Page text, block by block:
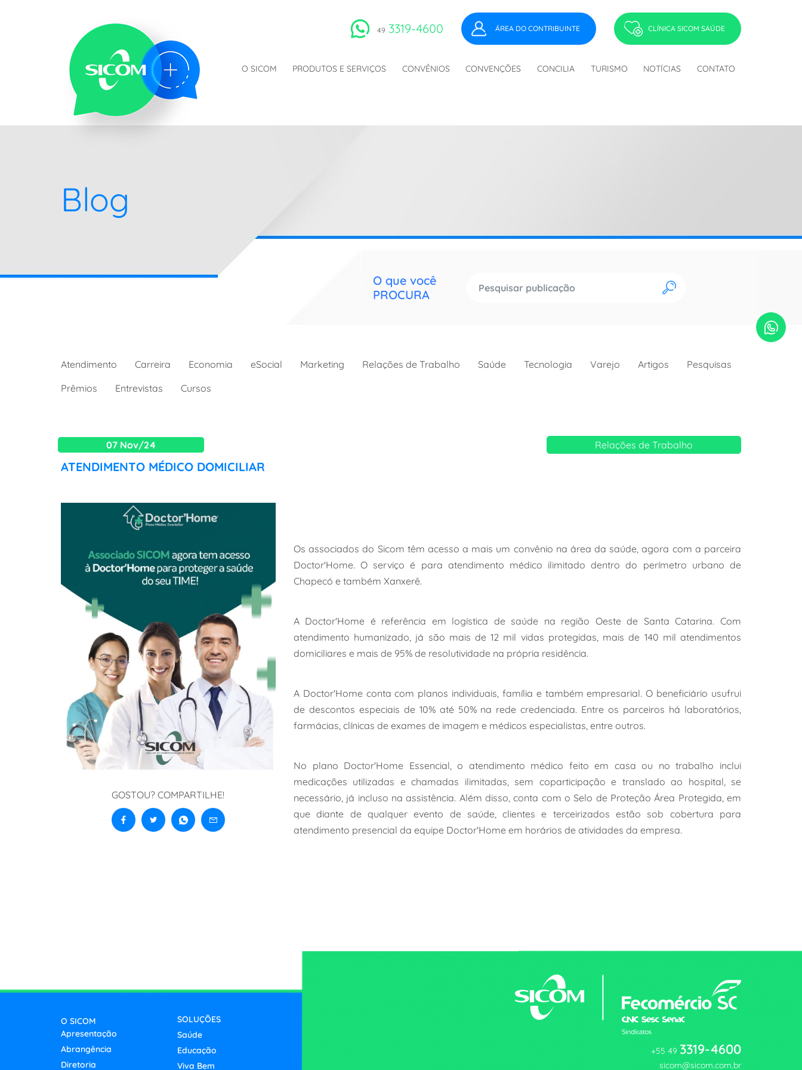
49 3319-4600 ÁREA DO CONTRIBUINTE CLÍNICA SICOM SAÚDE
O SICOM PRODUTOS E SERVIÇOS CONVÊNIOS CONVENÇÕES CONCILIA TURISMO NOTÍCIAS CONTATO
Blog
O que você
PROCURA
Atendimento Carreira Economia eSocial Marketing Relações de Trabalho Saúde Tecnologia Varejo Artigos
Pesquisas
Prêmios
Entrevistas Cursos
07 Nov/24 Relações de Trabalho
ATENDIMENTO MÉDICO DOMICILIAR
GOSTOU? COMPARTILHE!
Os associados do Sicom têm acesso a mais um convênio na área da saúde, agora com a parceira
Doctor'Home. O serviço é para atendimento médico ilimitado dentro do perímetro urbano de
Chapecó e também Xanxerê.
A Doctor'Home é referência em logística de saúde na região Oeste de Santa Catarina. Com
atendimento humanizado, já são mais de 12 mil vidas protegidas, mais de 140 mil atendimentos
domiciliares e mais de 95% de resolutividade na própria residência.
A Doctor'Home conta com planos individuais, família e também empresarial. O beneficiário usufrui
de descontos especiais de 10% até 50% na rede credenciada. Entre os parceiros há laboratórios,
farmácias, clínicas de exames de imagem e médicos especialistas, entre outros.
No plano Doctor'Home Essencial, o atendimento médico feito em casa ou no trabalho inclui
medicações utilizadas e chamadas ilimitadas, sem coparticipação e translado ao hospital, se
necessário, já incluso na assistência. Além disso, conta com o Selo de Proteção Área Protegida, em
que diante de qualquer evento de saúde, clientes e terceirizados estão sob cobertura para
atendimento presencial da equipe Doctor'Home em horários de atividades da empresa.
O SICOM
Apresentação
Abrangência
Diretoria
SOLUÇÕES
Saúde
Educação
Viva Bem
+55 49 3319-4600
sicom@sicom.com.br